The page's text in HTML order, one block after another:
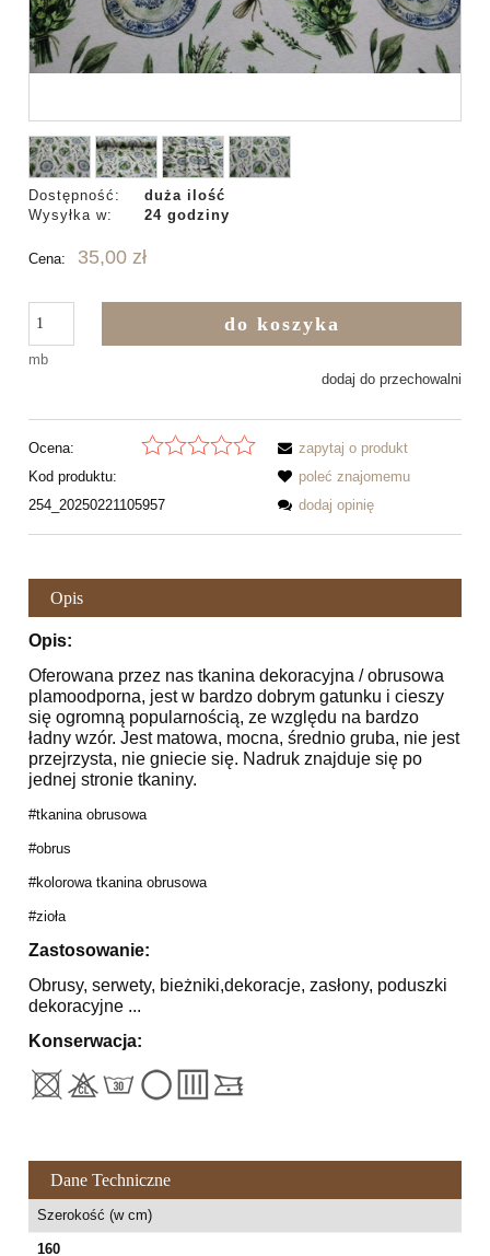
Dostępność:
duża ilość
Wysyłka w:
24 godziny
Cena: 35,00 zł
mb
do koszyka
dodaj do przechowalni
Ocena:
Kod produktu:
254_20250221105957
zapytaj o produkt
poleć znajomemu
dodaj opinię
Opis
Opis:
Oferowana przez nas tkanina dekoracyjna / obrusowa
plamoodporna, jest w bardzo dobrym gatunku i cieszy
się ogromną popularnością, ze względu na bardzo
ładny wzór. Jest matowa, mocna, średnio gruba, nie jest
przejrzysta, nie gniecie się. Nadruk znajduje się po
jednej stronie tkaniny.
#tkanina obrusowa
#obrus
#kolorowa tkanina obrusowa
#zioła
Zastosowanie:
Obrusy, serwety, bieżniki,dekoracje, zasłony, poduszki
dekoracyjne ...
Konserwacja:
Dane Techniczne
Szerokość (w cm)
160